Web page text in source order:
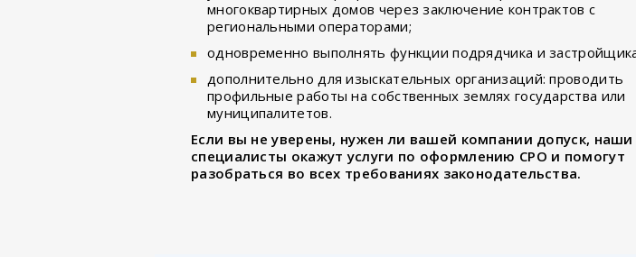
многоквартирных домов через заключение контрактов с
региональными операторами;
одновременно выполнять функции подрядчика и
дополнительно для изыскательных организаций: проводить
профильные работы на собственных землях государства или
муниципалитетов.
Если вы не уверены, нужен ли вашей компании допуск, наши
специалисты окажут услуги по оформлению СРО и помогут
разобраться во всех требованиях законодательства.